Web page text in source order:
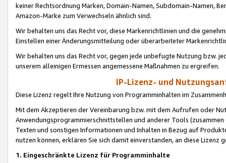
keiner Rechtsordnung Marken, Domain-Namen, Subdomain-Namen,
Amazon-Marke zum Verwechseln ähnlich sind.
Wir behalten uns das Recht vor, diese Markenrichtlinien und die
Einstellen einer Änderungsmitteilung oder überarbeiteter
Wir behalten uns das Recht vor, gegen jede unbefugte Nutzung bzw.
unserem alleinigen Ermessen angemessene Maßnahmen zu ergreifen.
IP-Lizenz- und
Diese Lizenz regelt Ihre Nutzung von Programminhalten im
Mit dem Akzeptieren der Vereinbarung bzw. mit dem Aufrufen oder
Anwendungsprogrammierschnittstellen und anderer Tools (zusammen
Texten und sonstigen Informationen und Inhalten in Bezug auf
nutzen können, erklären Sie sich damit einverstanden, an diese Lizenz
1. Eingeschränkte Lizenz für Programminhalte